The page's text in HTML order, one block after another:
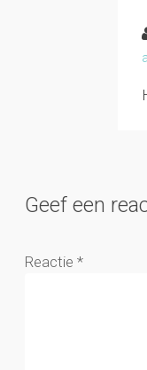
Geef een
Reactie *